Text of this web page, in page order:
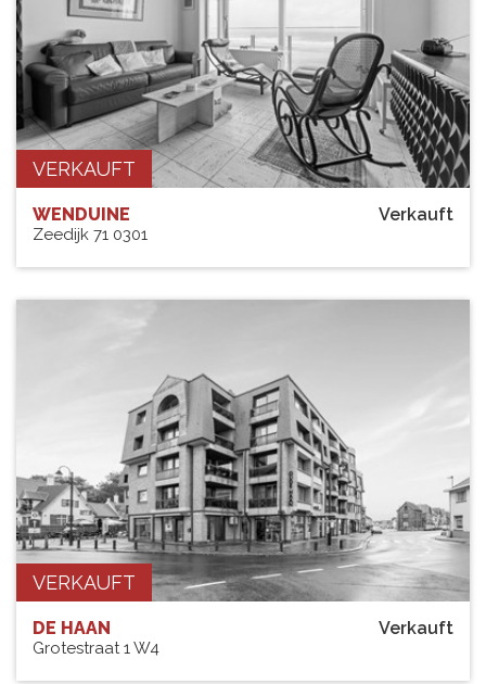
VERKAUFT
Verkauft
WENDUINE
Zeedijk 71 0301
VERKAUFT
Verkauft
DE HAAN
Grotestraat 1 W4